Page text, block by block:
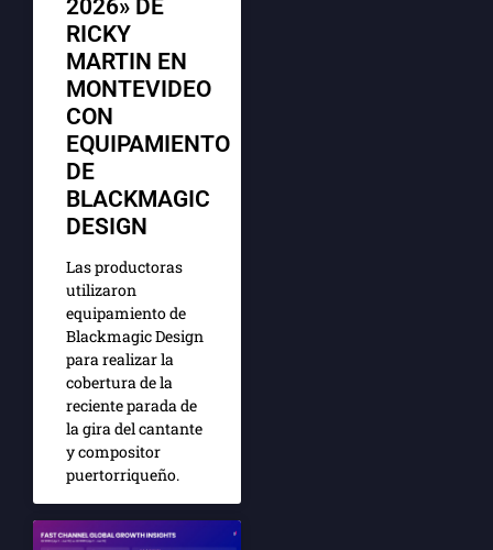
2026» DE
RICKY
MARTIN EN
MONTEVIDEO
CON
EQUIPAMIENTO
DE
BLACKMAGIC
DESIGN
Las productoras
utilizaron
equipamiento de
Blackmagic Design
para realizar la
cobertura de la
reciente parada de
la gira del cantante
y compositor
puertorriqueño.